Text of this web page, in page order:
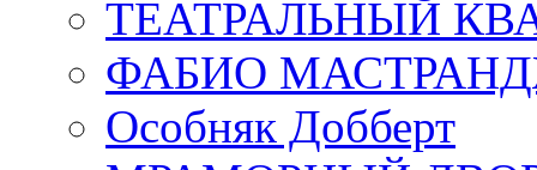
ТЕАТРАЛЬНЫЙ
ФАБИО
Особняк Добберт